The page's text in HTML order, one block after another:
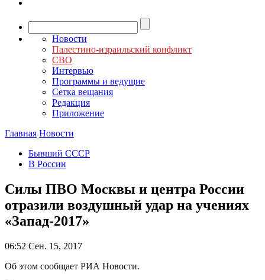
Новости
Палестино-израильский конфликт
СВО
Интервью
Программы и ведущие
Сетка вещания
Редакция
Приложение
Главная Новости
Бывший СССР
В России
Силы ПВО Москвы и центра России
отразили воздушный удар на учениях
«Запад-2017»
06:52 Сен. 15, 2017
Об этом сообщает РИА Новости.